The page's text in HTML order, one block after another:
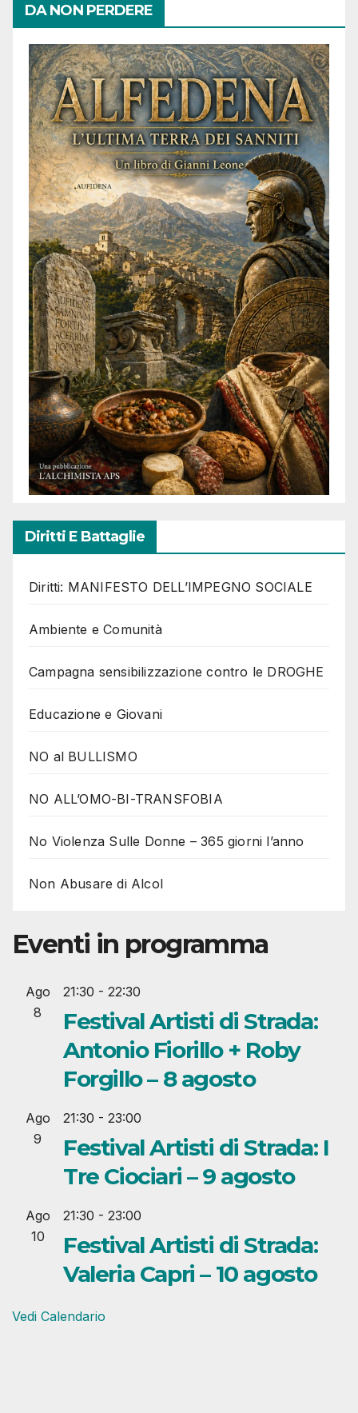
DA NON PERDERE
Diritti E Battaglie
Diritti: MANIFESTO DELL’IMPEGNO SOCIALE
Ambiente e Comunità
Campagna sensibilizzazione contro le DROGHE
Educazione e Giovani
NO al BULLISMO
NO ALL’OMO-BI-TRANSFOBIA
No Violenza Sulle Donne – 365 giorni l’anno
Non Abusare di Alcol
Eventi in programma
Ago
8
21:30 - 22:30
Festival Artisti di Strada:
Antonio Fiorillo + Roby
Forgillo – 8 agosto
Ago
9
21:30 - 23:00
Festival Artisti di Strada: I
Tre Ciociari – 9 agosto
Ago
10
21:30 - 23:00
Festival Artisti di Strada:
Valeria Capri – 10 agosto
Vedi Calendario